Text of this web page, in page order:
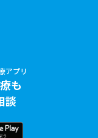
アプリ
も
談